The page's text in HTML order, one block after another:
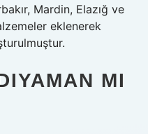
Mardin, Elazığ ve
eklenerek
MI